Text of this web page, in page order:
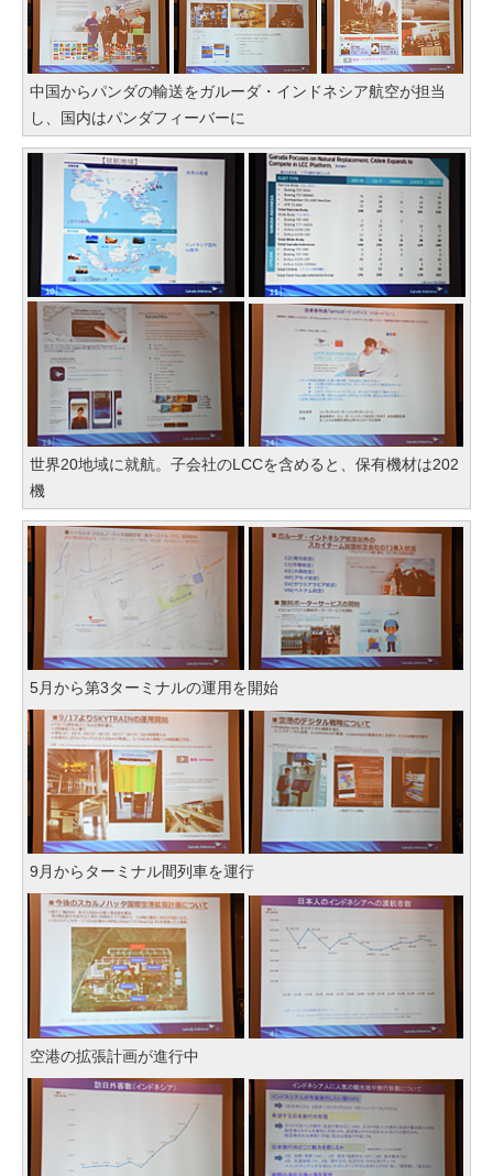
中国からパンダの輸送をガルーダ・インドネシア航空が担当
し、国内はパンダフィーバーに
世界20地域に就航。子会社のLCCを含めると、保有機材は202
機
5月から第3ターミナルの運用を開始
9月からターミナル間列車を運行
空港の拡張計画が進行中